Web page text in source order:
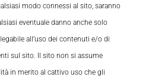
modo connessi al sito, saranno
eventuale danno anche solo
all’uso dei contenuti e/o di
sul sito. Il sito non si assume
in merito al cattivo uso che gli